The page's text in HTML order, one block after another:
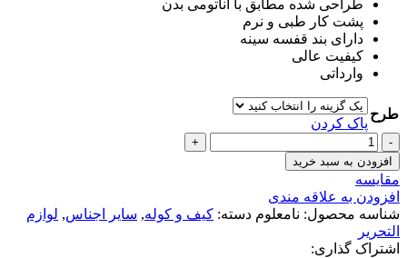
طراحی شده مطابق با آناتومی بدن
پشت کار طبی و نرم
دارای بند قفسه سینه
کیفیت عالی
وارداتی
طرح
پاک کردن
کوله
پشتی
صندوقی
کرومی
و
عدد
افزودن به سبد خرید
مقايسه
افزودن به علاقه مندی
شناسه محصول: نامعلوم دسته: کیف و کوله, سایر اجناس, لوازم
التحریر
اشتراک گذاری: